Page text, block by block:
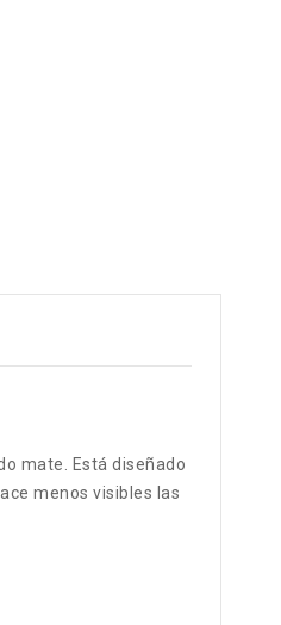
mate. Está diseñado
menos visibles las